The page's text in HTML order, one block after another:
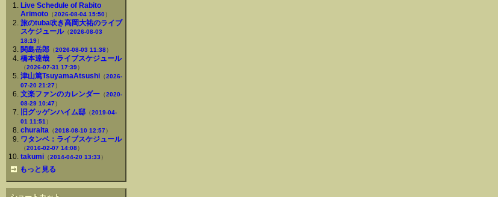
Live Schedule of Rabito
Arimoto（2026-08-04 15:50 ）
旅のtuba吹き高岡大祐のライブ
スケジュール（2026-08-03
18:19）
関島岳郎（2026-08-03 11:38）
橋本達哉 ライブスケジュール
（2026-07-31 17:39）
津山篤TsuyamaAtsushi（2026-
07-20 21:27 ）
文楽ファンのカレンダー（2020-
08-29 10:47 ）
旧グッゲンハイム邸（2019-04-
01 11:51 ）
churaita （2018-08-10 12:57 ）
ワタンベ：ライブスケジュール
（2016-02-07 14:08）
takumi（2014-04-20 13:33 ）
もっと見る